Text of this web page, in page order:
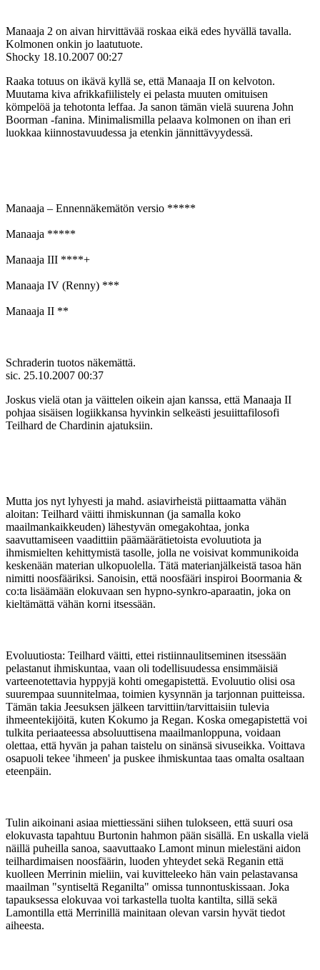
Manaaja 2 on aivan hirvittävää roskaa eikä edes hyvällä tavalla.
Kolmonen onkin jo laatutuote.
Shocky 18.10.2007 00:27
Raaka totuus on ikävä kyllä se, että Manaaja II on kelvoton.
Muutama kiva afrikkafiilistely ei pelasta muuten omituisen
kömpelöä ja tehotonta leffaa. Ja sanon tämän vielä suurena John
Boorman ‑fanina. Minimalismilla pelaava kolmonen on ihan eri
luokkaa kiinnostavuudessa ja etenkin jännittävyydessä.
Manaaja – Ennennäkemätön versio *****
Manaaja *****
Manaaja III ****+
Manaaja IV (Renny) ***
Manaaja II **
Schraderin tuotos näkemättä.
sic. 25.10.2007 00:37
Joskus vielä otan ja väittelen oikein ajan kanssa, että Manaaja II
pohjaa sisäisen logiikkansa hyvinkin selkeästi jesuiittafilosofi
Teilhard de Chardinin ajatuksiin.
Mutta jos nyt lyhyesti ja mahd. asiavirheistä piittaamatta vähän
aloitan: Teilhard väitti ihmiskunnan (ja samalla koko
maailmankaikkeuden) lähestyvän omegakohtaa, jonka
saavuttamiseen vaadittiin päämäärätietoista evoluutiota ja
ihmismielten kehittymistä tasolle, jolla ne voisivat kommunikoida
keskenään materian ulkopuolella. Tätä materianjälkeistä tasoa hän
nimitti noosfääriksi. Sanoisin, että noosfääri inspiroi Boormania &
co:ta lisäämään elokuvaan sen hypno-synkro-aparaatin, joka on
kieltämättä vähän korni itsessään.
Evoluutiosta: Teilhard väitti, ettei ristiinnaulitseminen itsessään
pelastanut ihmiskuntaa, vaan oli todellisuudessa ensimmäisiä
varteenotettavia hyppyjä kohti omegapistettä. Evoluutio olisi osa
suurempaa suunnitelmaa, toimien kysynnän ja tarjonnan puitteissa.
Tämän takia Jeesuksen jälkeen tarvittiin/tarvittaisiin tulevia
ihmeentekijöitä, kuten Kokumo ja Regan. Koska omegapistettä voi
tulkita periaateessa absoluuttisena maailmanloppuna, voidaan
olettaa, että hyvän ja pahan taistelu on sinänsä sivuseikka. Voittava
osapuoli tekee 'ihmeen' ja puskee ihmiskuntaa taas omalta osaltaan
eteenpäin.
Tulin aikoinani asiaa miettiessäni siihen tulokseen, että suuri osa
elokuvasta tapahtuu Burtonin hahmon pään sisällä. En uskalla vielä
näillä puheilla sanoa, saavuttaako Lamont minun mielestäni aidon
teilhardimaisen noosfäärin, luoden yhteydet sekä Reganin että
kuolleen Merrinin mieliin, vai kuvitteleeko hän vain pelastavansa
maailman "syntiseltä Reganilta" omissa tunnontuskissaan. Joka
tapauksessa elokuvaa voi tarkastella tuolta kantilta, sillä sekä
Lamontilla että Merrinillä mainitaan olevan varsin hyvät tiedot
aiheesta.